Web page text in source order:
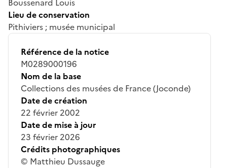
Lieu de conservation
Pithiviers ; musée municipal
Référence de la notice
M0289000196
Nom de la base
Collections des musées de France (Joconde)
Date de création
22 février 2002
Date de mise à jour
23 février 2026
Crédits photographiques
© Matthieu Dussauge